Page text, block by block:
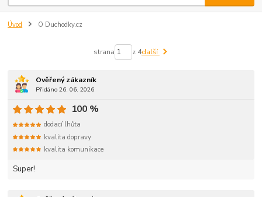
Úvod O Duchodky.cz
strana z 4další
Ověřený zákazník
Přidáno 26. 06. 2026
Super!
100 %
dodací lhůta
kvalita dopravy
kvalita komunikace